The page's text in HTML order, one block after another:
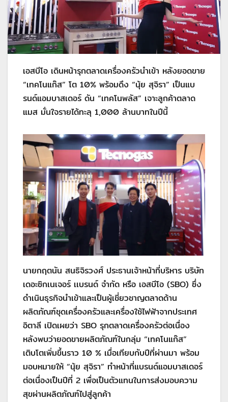
เอสบีโอ เดินหน้ารุกตลาดเครื่องครัวนำเข้า หลังยอดขาย
“เทคโนแก๊ส” โต 10% พร้อมดึง “นุ้ย สุจิรา” เป็นแบ
รนด์แอมบาสเดอร์ ดัน “เทคโนพลัส” เจาะลูกค้าตลาด
แมส มั่นใจรายได้ทะลุ 1,000 ล้านบาทในปีนี้
นายกฤตนัน สนธิจิรวงศ์ ประธานเจ้าหน้าที่บริหาร บริษัท
เดอะซิกเนเจอร์ เเบรนด์ จำกัด หรือ เอสบีโอ (SBO) ซึ่ง
ดำเนินธุรกิจนำเข้าและเป็นผู้เชี่ยวชาญตลาดด้าน
ผลิตภัณฑ์ชุดเครื่องครัวและเครื่องใช้ไฟฟ้าจากประเทศ
อิตาลี เปิดเผยว่า SBO รุกตลาดเครื่องครัวต่อเนื่อง
หลังพบว่ายอดขายผลิตภัณฑ์ในกลุ่ม “เทคโนแก๊ส”
เติบโตเพิ่มขึ้นราว 10 % เมื่อเทียบกับปีที่ผ่านมา พร้อม
มอบหมายให้ “นุ้ย สุจิรา” ทำหน้าที่แบรนด์แอมบาสเดอร์
ต่อเนื่องเป็นปีที่ 2 เพื่อเป็นตัวแทนในการส่งมอบความ
สุขผ่านผลิตภัณฑ์ไปสู่ลูกค้า